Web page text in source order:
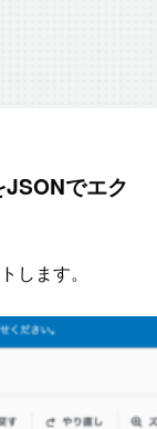
でエク
します。